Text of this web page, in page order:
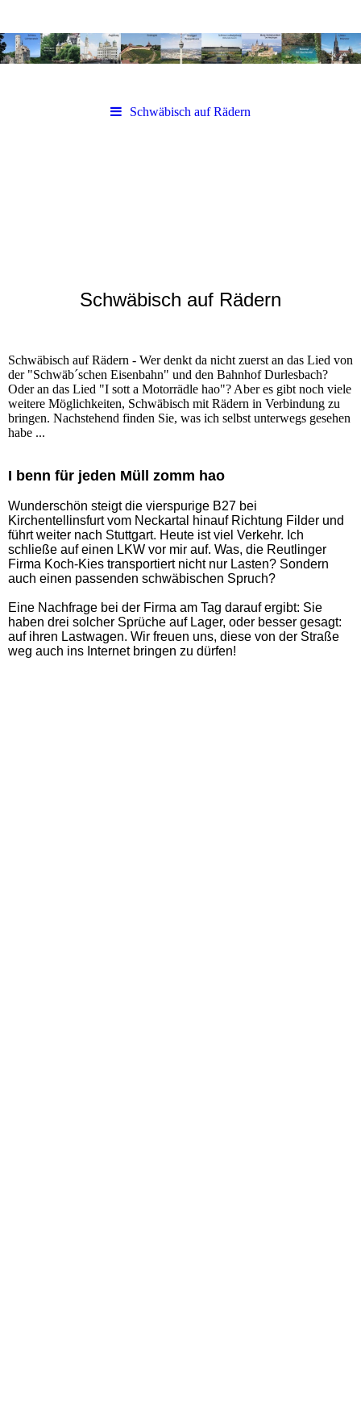
Schwäbisch auf Rädern
Schwäbisch auf Rädern
Schwäbisch auf Rädern - Wer denkt da nicht zuerst an das Lied von
der "Schwäb´schen Eisenbahn" und den Bahnhof Durlesbach?
Oder an das Lied "I sott a Motorrädle hao"? Aber es gibt noch viele
weitere Möglichkeiten, Schwäbisch mit Rädern in Verbindung zu
bringen. Nachstehend finden Sie, was ich selbst unterwegs gesehen
habe ...
I benn für jeden Müll zomm hao
Wunderschön steigt die vierspurige B27 bei
Kirchentellinsfurt vom Neckartal hinauf Richtung Filder und
führt weiter nach Stuttgart. Heute ist viel Verkehr. Ich
schließe auf einen LKW vor mir auf. Was, die Reutlinger
Firma Koch-Kies transportiert nicht nur Lasten? Sondern
auch einen passenden schwäbischen Spruch?
Eine Nachfrage bei der Firma am Tag darauf ergibt: Sie
haben drei solcher Sprüche auf Lager, oder besser gesagt:
auf ihren Lastwagen. Wir freuen uns, diese von der Straße
weg auch ins Internet bringen zu dürfen!